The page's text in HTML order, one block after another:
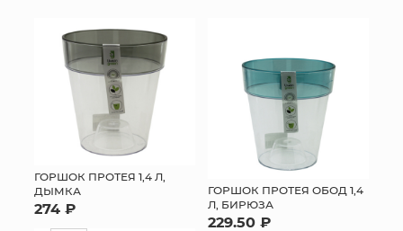
ИСКУССТВЕННЫЕ ЦВЕТЫ
ПОДАРОЧНЫЕ КАРТЫ
ТОРГОВЫЙ ЦЕНТР
ГОРШОК ПРОТЕЯ 1,4 Л,
ДЫМКА
274 ₽
ГОРШОК ПРОТЕЯ ОБОД 1,4
Л, БИРЮЗА
229.50 ₽